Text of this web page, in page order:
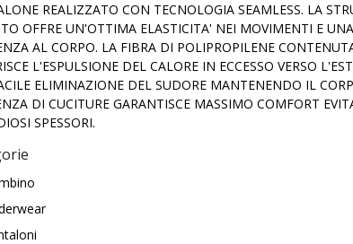
REALIZZATO CON TECNOLOGIA SEAMLESS. LA
OFFRE UN'OTTIMA ELASTICITA' NEI MOVIMENTI E
AL CORPO. LA FIBRA DI POLIPROPILENE
L'ESPULSIONE DEL CALORE IN ECCESSO VERSO
ELIMINAZIONE DEL SUDORE MANTENENDO IL
DI CUCITURE GARANTISCE MASSIMO COMFORT
SPESSORI.